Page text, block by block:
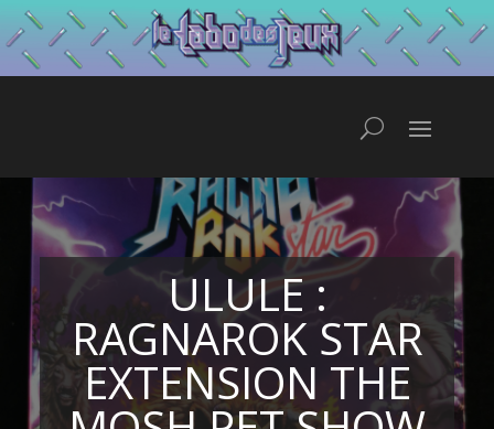
ULULE :
RAGNAROK STAR
EXTENSION THE